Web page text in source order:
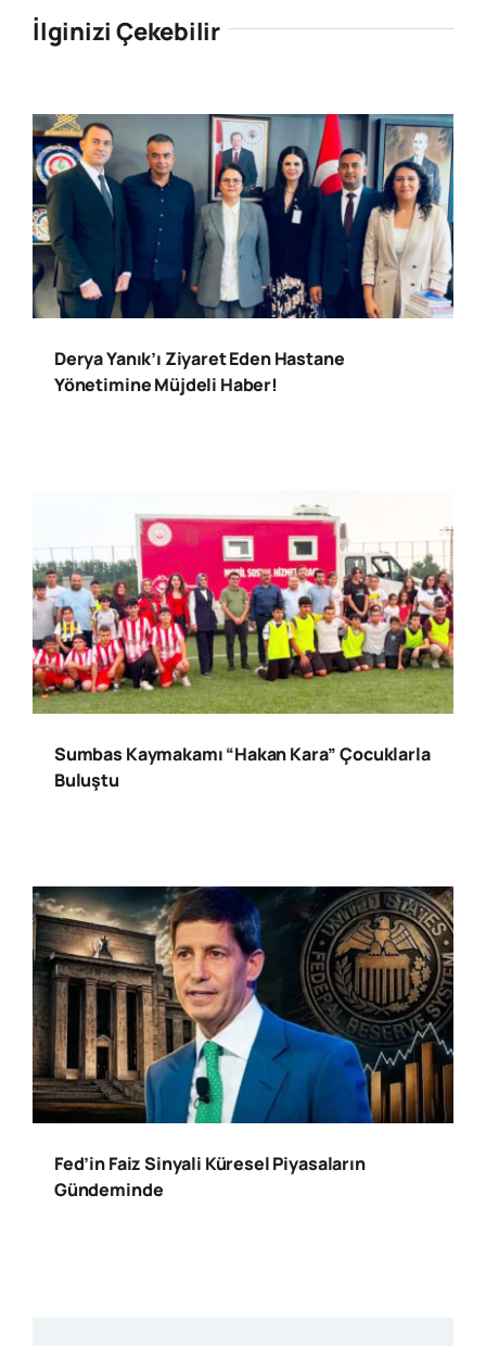
İlginizi Çekebilir
Derya Yanık’ı Ziyaret Eden Hastane
Yönetimine Müjdeli Haber!
Sumbas Kaymakamı “Hakan Kara” Çocuklarla
Buluştu
Fed’in Faiz Sinyali Küresel Piyasaların
Gündeminde